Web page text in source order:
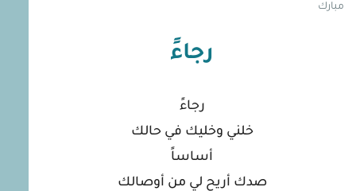
مبارك
رجاءً
رجاءً
خلني وخليك في حالك
أساساً
صدك أريح لي من أوصالك